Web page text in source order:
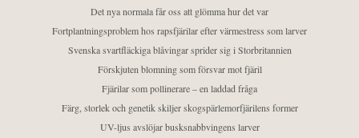
Det nya normala får oss att glömma hur det var
Fortplantningsproblem hos rapsfjärilar efter värmestress som larver
Svenska svartfläckiga blåvingar sprider sig i Storbritannien
Förskjuten blomning som försvar mot fjäril
Fjärilar som pollinerare – en laddad fråga
Färg, storlek och genetik skiljer skogspärlemorfjärilens former
UV-ljus avslöjar busksnabbvingens larver